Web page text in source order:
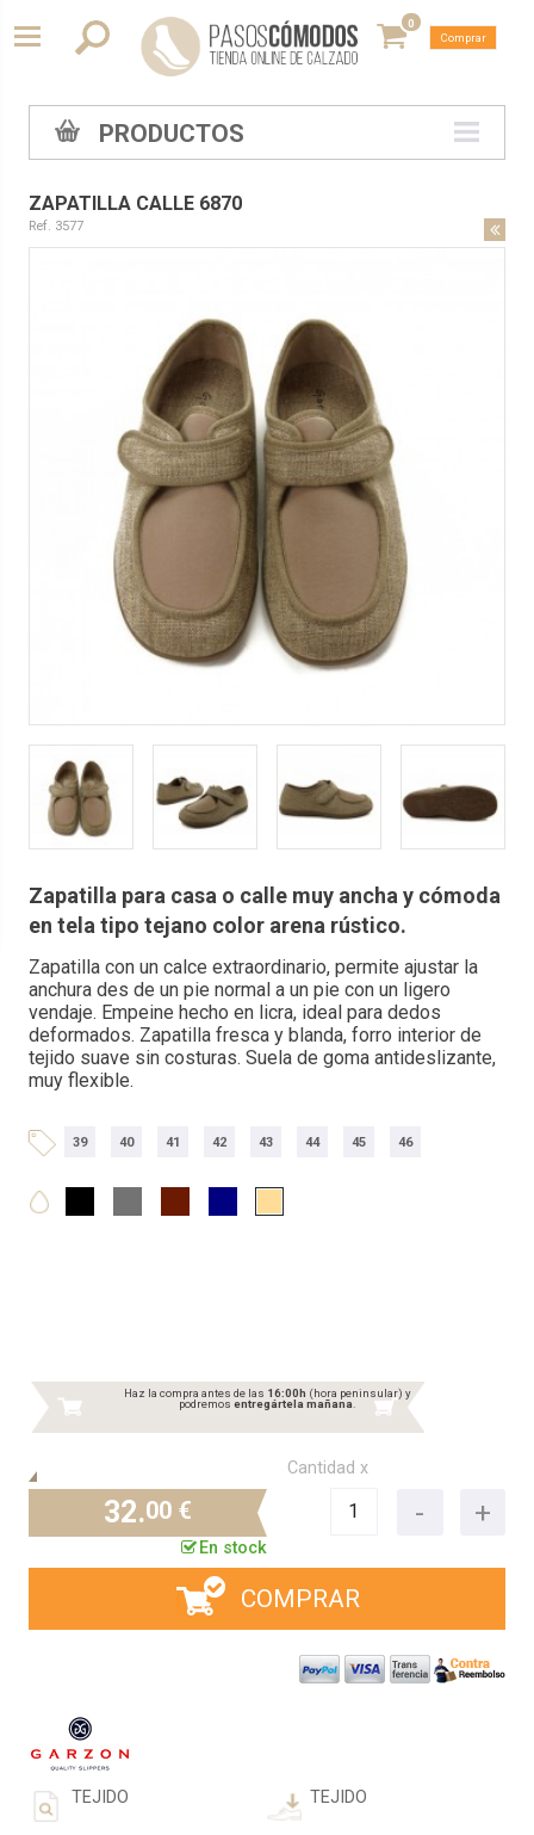
0
Comprar
PRODUCTOS
ZAPATILLA CALLE 6870
Ref. 3577
Zapatilla para casa o calle muy ancha y cómoda
en tela tipo tejano color arena rústico.
Zapatilla con un calce extraordinario, permite ajustar la
anchura des de un pie normal a un pie con un ligero
vendaje. Empeine hecho en licra, ideal para dedos
deformados. Zapatilla fresca y blanda, forro interior de
tejido suave sin costuras. Suela de goma antideslizante,
muy flexible.
39 40 41 42 43 44 45 46
Haz la compra antes de las 16:00h (hora peninsular) y
podremos entregártela mañana.
32.00 €
En stock
Cantidad x
COMPRAR
TEJIDO TEJIDO